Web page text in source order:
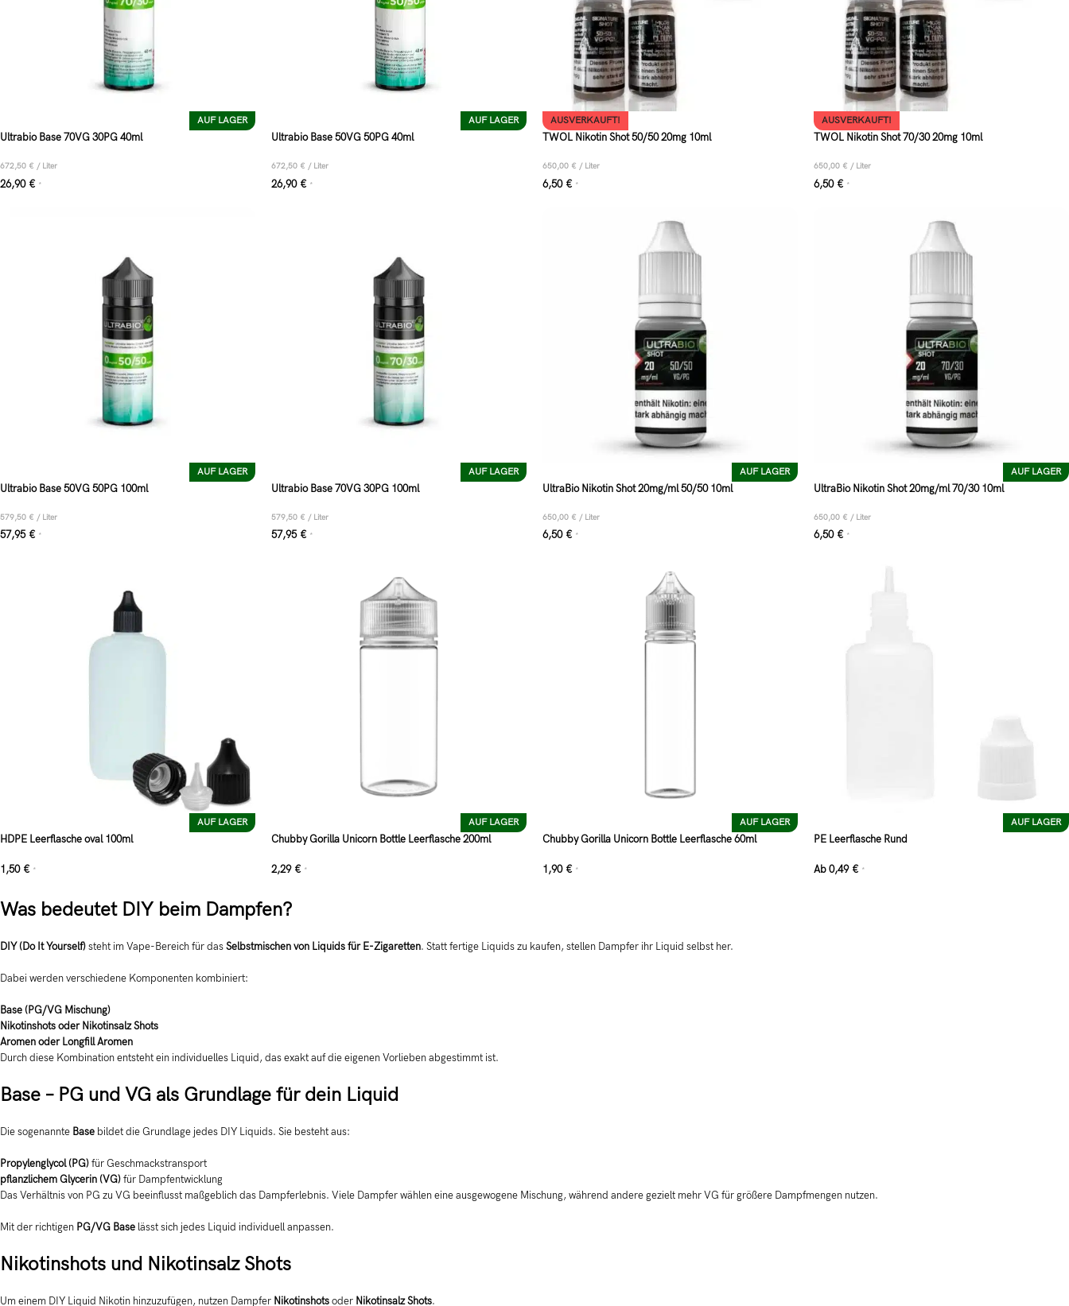
AUF LAGER
Ultrabio Base 70VG 30PG 40ml
672,50 € / Liter
26,90 € *
AUF LAGER
Ultrabio Base 50VG 50PG 40ml
672,50 € / Liter
26,90 € *
AUSVERKAUFT!
TWOL Nikotin Shot 50/50 20mg 10ml
650,00 € / Liter
6,50 € *
AUSVERKAUFT!
TWOL Nikotin Shot 70/30 20mg 10ml
650,00 € / Liter
6,50 € *
AUF LAGER
Ultrabio Base 50VG 50PG 100ml
579,50 € / Liter
57,95 € *
AUF LAGER
Ultrabio Base 70VG 30PG 100ml
579,50 € / Liter
57,95 € *
AUF LAGER
UltraBio Nikotin Shot 20mg/ml 50/50 10ml
650,00 € / Liter
6,50 € *
AUF LAGER
UltraBio Nikotin Shot 20mg/ml 70/30 10ml
650,00 € / Liter
6,50 € *
AUF LAGER
HDPE Leerflasche oval 100ml
1,50 € *
AUF LAGER
Chubby Gorilla Unicorn Bottle Leerflasche 200ml
2,29 € *
AUF LAGER
Chubby Gorilla Unicorn Bottle Leerflasche 60ml
1,90 € *
AUF LAGER
PE Leerflasche Rund
Ab0,49 € *
Was bedeutet DIY beim Dampfen?
DIY (Do It Yourself)steht im Vape-Bereich für dasSelbstmischen von Liquids für E-Zigaretten. Statt fertige Liquids zu kaufen, stellen Dampfer ihr Liquid selbst her.
Dabei werden verschiedene Komponenten kombiniert:
Base (PG/VG Mischung)
Nikotinshots oder Nikotinsalz Shots
Aromen oder Longfill Aromen
Durch diese Kombination entsteht ein individuelles Liquid, das exakt auf die eigenen Vorlieben abgestimmt ist.
Base – PG und VG als Grundlage für dein Liquid
Die sogenannte Base bildet die Grundlage jedes DIY Liquids. Sie besteht aus:
Propylenglycol (PG)für Geschmackstransport
pflanzlichem Glycerin (VG)für Dampfentwicklung
Das Verhältnis von PG zu VG beeinflusst maßgeblich das Dampferlebnis. Viele Dampfer wählen eine ausgewogene Mischung, während andere gezielt mehr VG für größere Dampfmengen nutzen.
Mit der richtigen PG/VG Base lässt sich jedes Liquid individuell anpassen.
Nikotinshots und Nikotinsalz Shots
Um einem DIY Liquid Nikotin hinzuzufügen, nutzen Dampfer Nikotinshotsoder Nikotinsalz Shots.